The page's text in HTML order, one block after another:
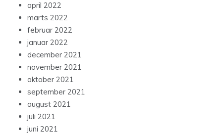
april 2022
marts 2022
februar 2022
januar 2022
december 2021
november 2021
oktober 2021
september 2021
august 2021
juli 2021
juni 2021